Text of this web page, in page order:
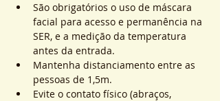
São obrigatórios o uso de máscara
facial para acesso e permanência na
SER, e a medição da temperatura
antes da entrada.
Mantenha distanciamento entre as
pessoas de 1,5m.
Evite o contato físico (abraços,